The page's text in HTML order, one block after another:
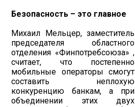
Безопасность – это главное
Михаил Мельцер, заместитель
председателя областного
отделения «Финпотребсоюза» ,
считает, что постепенно
мобильные операторы смогут
составить неплохую
конкуренцию банкам, а при
объединении этих двух